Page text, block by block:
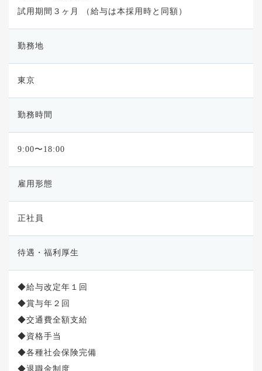
試用期間３ヶ月 （給与は本採用時と同額）
勤務地
東京
勤務時間
9:00〜18:00
雇用形態
正社員
待遇・福利厚生
◆給与改定年１回
◆賞与年２回
◆交通費全額支給
◆資格手当
◆各種社会保険完備
◆退職金制度